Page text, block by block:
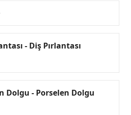
- Diş Pırlantası
Dolgu - Porselen Dolgu